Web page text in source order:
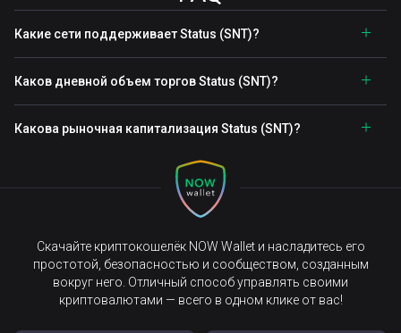
Какие сети поддерживает Status (SNT)?
Каков дневной объем торгов Status (SNT)?
Какова рыночная капитализация Status (SNT)?
Скачайте криптокошелёк NOW Wallet и насладитесь его
простотой, безопасностью и сообществом, созданным
вокруг него. Отличный способ управлять своими
криптовалютами — всего в одном клике от вас!